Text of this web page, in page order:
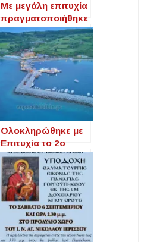
Με μεγάλη επιτυχία
πραγματοποιήθηκε
η συναυλία «Φωνές
του Τόπου» στην
Ιερισσό (φωτο
βίντεο)
Ολοκληρώθηκε με
Επιτυχία το 2ο
Διεθνές Συμπόσιο
«Following
Aristotle» στην
Ιερισσό και τα
Αρχαία Στάγειρα